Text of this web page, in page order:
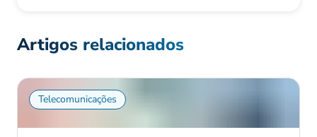
Artigos relacionados
Telecomunicações